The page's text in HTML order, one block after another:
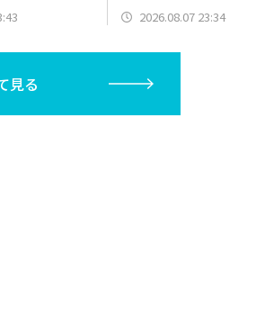
2026.08.07 23:34
見る